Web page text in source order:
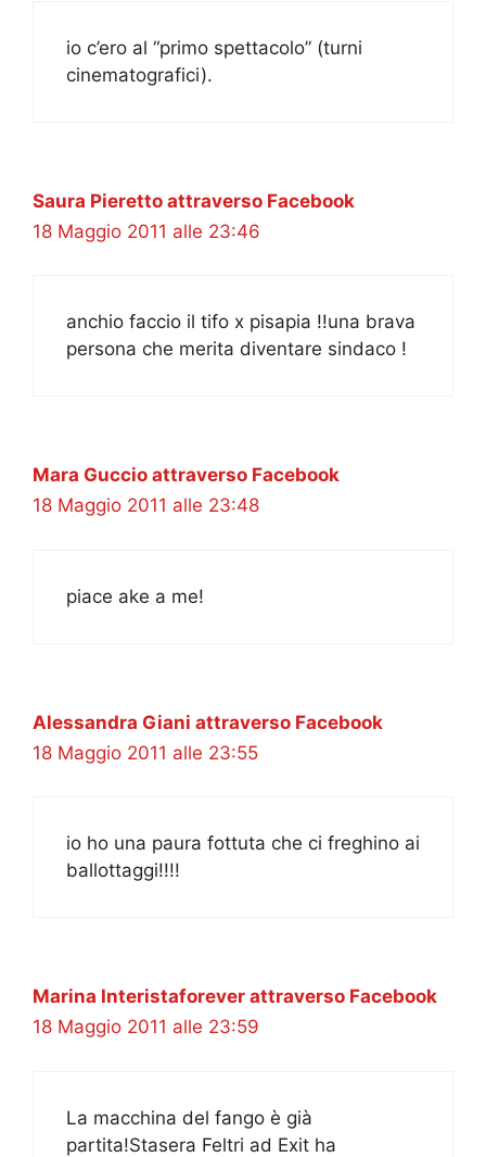
io c’ero al “primo spettacolo” (turni
cinematografici).
Saura Pieretto attraverso Facebook
18 Maggio 2011 alle 23:46
anchio faccio il tifo x pisapia !!una brava
persona che merita diventare sindaco !
Mara Guccio attraverso Facebook
18 Maggio 2011 alle 23:48
piace ake a me!
Alessandra Giani attraverso Facebook
18 Maggio 2011 alle 23:55
io ho una paura fottuta che ci freghino ai
ballottaggi!!!!
Marina Interistaforever attraverso Facebook
18 Maggio 2011 alle 23:59
La macchina del fango è già
partita!Stasera Feltri ad Exit ha